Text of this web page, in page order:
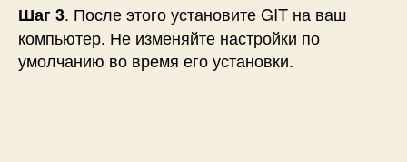
Шаг 3. После этого установите GIT на ваш
компьютер. Не изменяйте настройки по
умолчанию во время его установки.